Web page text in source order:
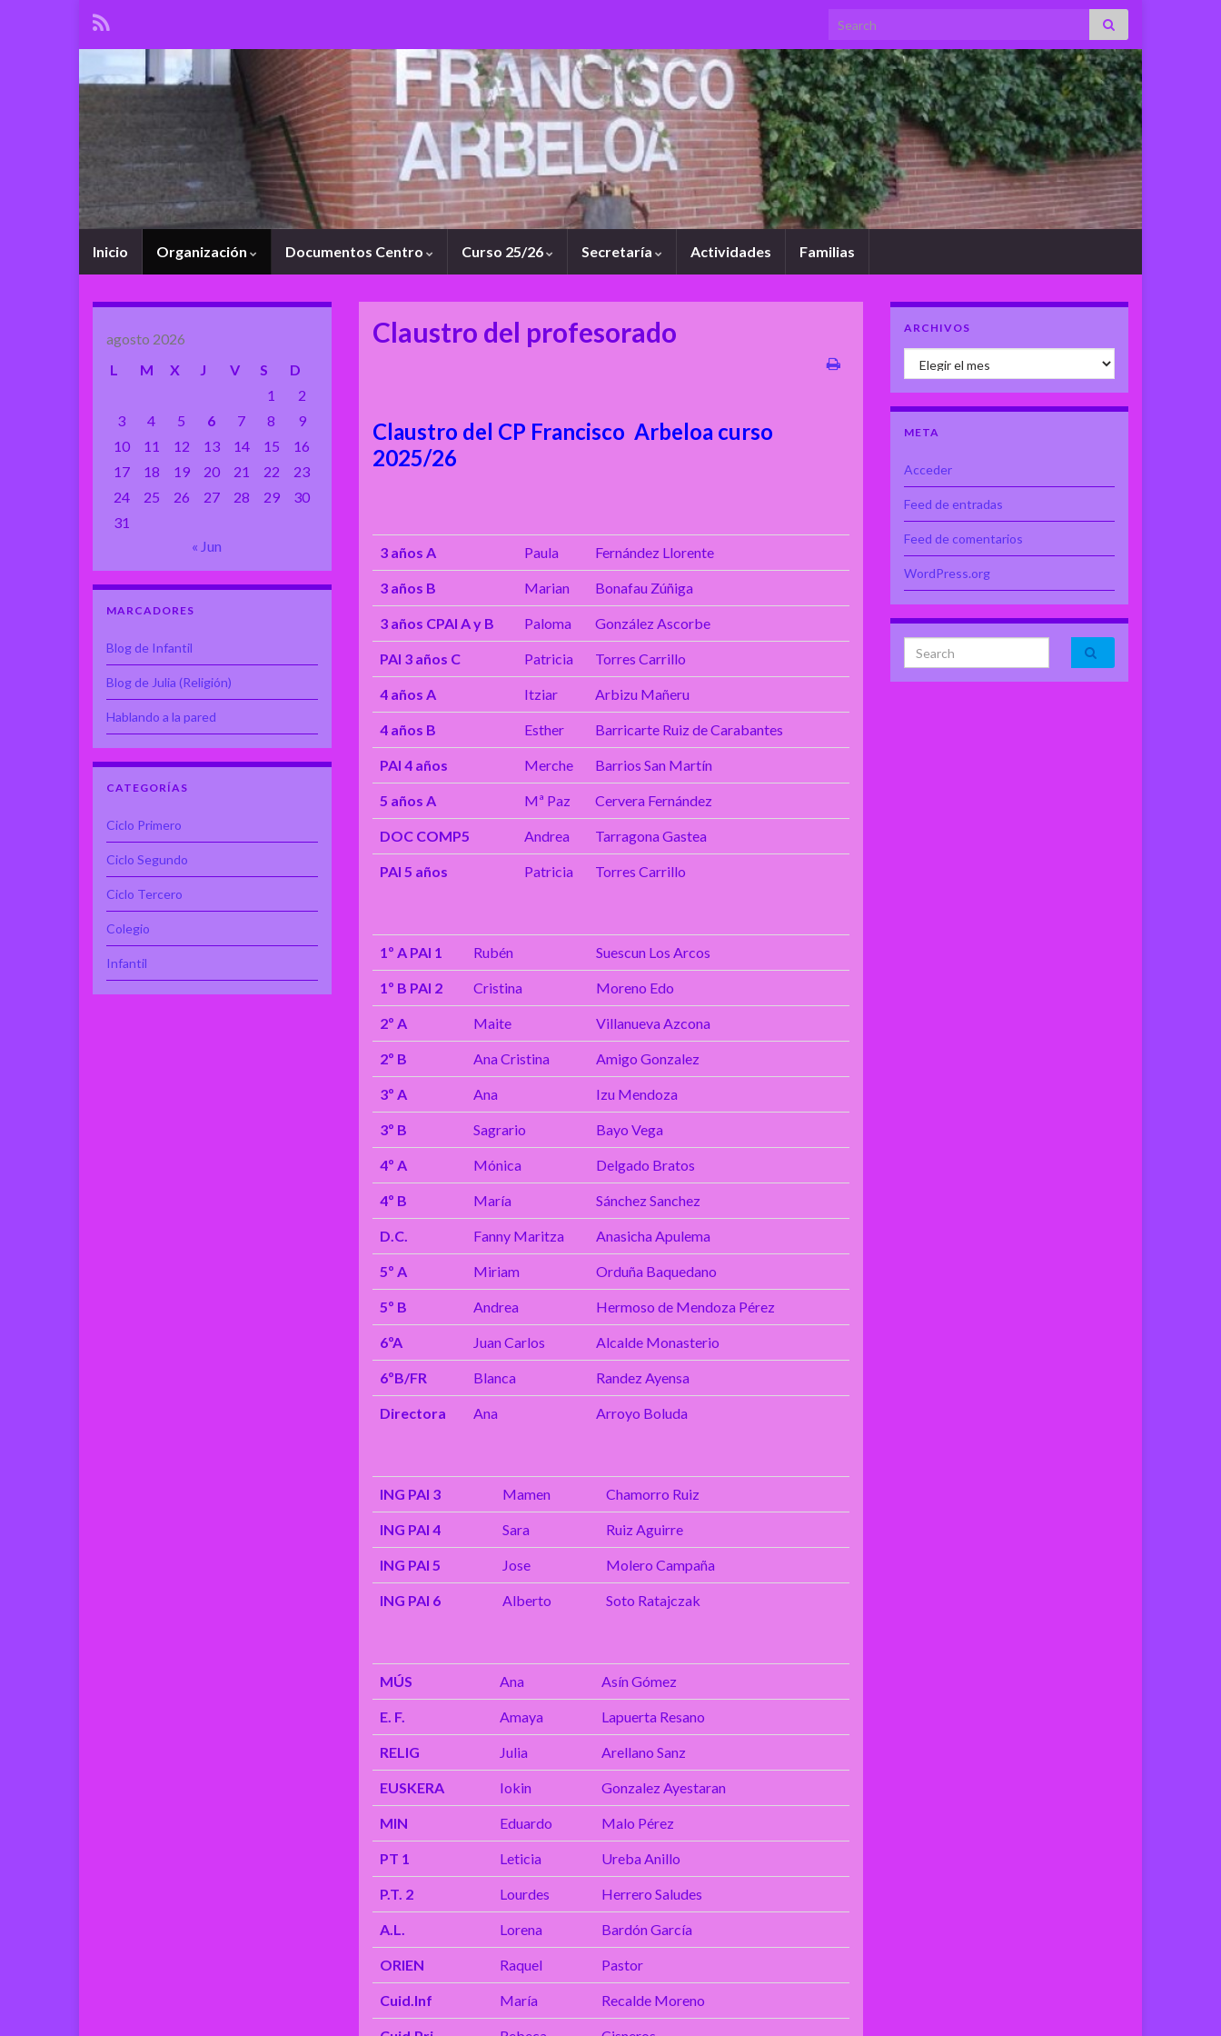
Search for:
Inicio Organización Documentos Centro Curso 25/26 Secretaría Actividades Familias
Claustro del profesorado
Claustro del CP Francisco Arbeloa curso
2025/26
3 años A Paula Fernández Llorente
3 años B Marian Bonafau Zúñiga
3 años CPAI A y B Paloma González Ascorbe
PAI 3 años C Patricia Torres Carrillo
4 años A Itziar Arbizu Mañeru
4 años B Esther Barricarte Ruiz de Carabantes
PAI 4 años Merche Barrios San Martín
5 años A Mª Paz Cervera Fernández
DOC COMP5 Andrea Tarragona Gastea
PAI 5 años Patricia Torres Carrillo
1º A PAI 1 Rubén Suescun Los Arcos
1º B PAI 2 Cristina Moreno Edo
2º A Maite Villanueva Azcona
2º B Ana Cristina Amigo Gonzalez
3º A Ana Izu Mendoza
3º B Sagrario Bayo Vega
4º A Mónica Delgado Bratos
4º B María Sánchez Sanchez
D.C. Fanny Maritza Anasicha Apulema
5º A Miriam Orduña Baquedano
5º B Andrea Hermoso de Mendoza Pérez
6ºA Juan Carlos Alcalde Monasterio
6ºB/FR Blanca Randez Ayensa
Directora Ana Arroyo Boluda
ING PAI 3 Mamen Chamorro Ruiz
ING PAI 4 Sara Ruiz Aguirre
ING PAI 5 Jose Molero Campaña
ING PAI 6 Alberto Soto Ratajczak
MÚS Ana Asín Gómez
E. F. Amaya Lapuerta Resano
RELIG Julia Arellano Sanz
EUSKERA Iokin Gonzalez Ayestaran
MIN Eduardo Malo Pérez
PT 1 Leticia Ureba Anillo
P.T. 2 Lourdes Herrero Saludes
A.L. Lorena Bardón García
ORIEN Raquel Pastor
Cuid.Inf María Recalde Moreno
agosto 2026
L
M X J V S
D
1
2
3
4 5 6 7 8
9
10
11 12 13 14 15
16
17
18 19 20 21 22
23
24
25 26 27 28 29
30
31
« Jun
MARCADORES
Blog de Infantil
Blog de Julia (Religión)
Hablando a la pared
CATEGORÍAS
Ciclo Primero
Ciclo Segundo
Ciclo Tercero
Colegio
Infantil
ARCHIVOS
Archivos
META
Acceder
Feed de entradas
Feed de comentarios
WordPress.org
Search for: